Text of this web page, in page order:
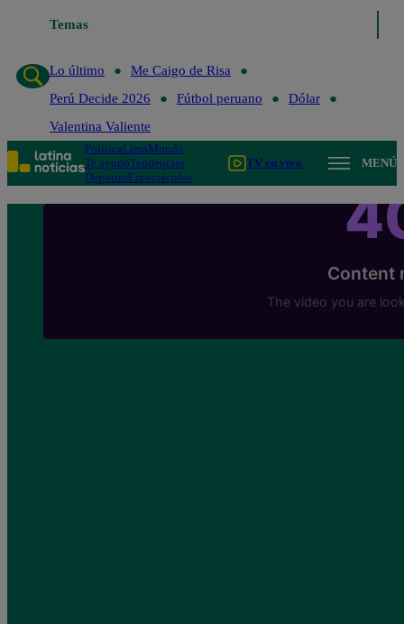
Temas
Lo último
Me Caigo de Risa
Perú Decide 2026
Fútbol peruano
Dólar
Valentina Valiente
PolíticaLimaMundo
Te ayudoTendencias
DeportesEspectáculos
TV en vivo MENÚ